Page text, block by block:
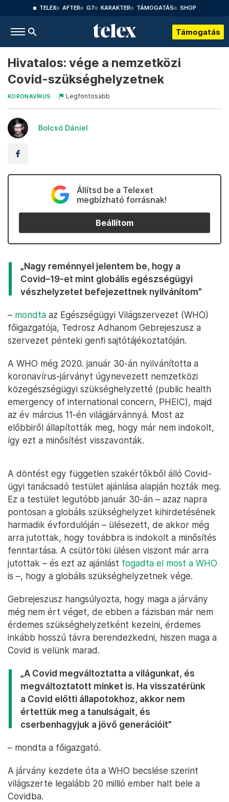
TELEX AFTER G7 KARAKTER TÁMOGATÁS SHOP
Támogatás
Hivatalos: vége a nemzetközi
Covid-szükséghelyzetnek
KORONAVÍRUS Legfontosabb
Bolcsó Dániel
Állítsd be a Telexet
megbízható forrásnak!
Beállítom
„Nagy reménnyel jelentem be, hogy a
Covid–19-et mint globális egészségügyi
vészhelyzetet befejezettnek nyilvánítom”
– mondta az Egészségügyi Világszervezet (WHO)
főigazgatója, Tedrosz Adhanom Gebrejeszusz a
szervezet pénteki genfi sajtótájékoztatóján.
A WHO még 2020. január 30-án nyilvánította a
koronavírus-járványt úgynevezett nemzetközi
közegészségügyi szükséghelyzetté (public health
emergency of international concern, PHEIC), majd
az év március 11-én világjárvánnyá. Most az
előbbiről állapították meg, hogy már nem indokolt,
így ezt a minősítést visszavonták.
A döntést egy független szakértőkből álló Covid-
ügyi tanácsadó testület ajánlása alapján hozták meg.
Ez a testület legutóbb január 30-án – azaz napra
pontosan a globális szükséghelyzet kihirdetésének
harmadik évfordulóján – ülésezett, de akkor még
arra jutottak, hogy továbbra is indokolt a minősítés
fenntartása. A csütörtöki ülésen viszont már arra
jutottak – és ezt az ajánlást fogadta el most a WHO
is –, hogy a globális szükséghelyzetnek vége.
Gebrejeszusz hangsúlyozta, hogy maga a járvány
még nem ért véget, de ebben a fázisban már nem
érdemes szükséghelyzetként kezelni, érdemes
inkább hosszú távra berendezkedni, hiszen maga a
Covid is velünk marad.
„A Covid megváltoztatta a világunkat, és
megváltoztatott minket is. Ha visszatérünk
a Covid előtti állapotokhoz, akkor nem
értettük meg a tanulságait, és
cserbenhagyjuk a jövő generációit”
– mondta a főigazgató.
A járvány kezdete óta a WHO becslése szerint
világszerte legalább 20 millió ember halt bele a
Covidba.